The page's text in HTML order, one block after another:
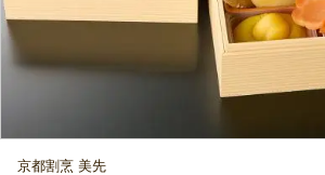
京都割烹 美先